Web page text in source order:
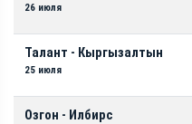
26 июля
Талант - Кыргызалтын
25 июля
Озгон - Илбирс